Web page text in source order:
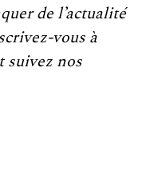
de l’actualité
vous à
nos